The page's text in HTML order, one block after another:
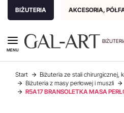
BIŻUTERIA AKCESORIA,
MENU
Start Biżuteria ze stali chirurgicznej,
Biżuteria z masy perłowej i muszli
R5A17 BRANSOLETKA MASA